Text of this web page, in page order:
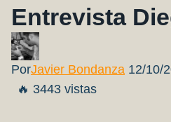
Entrevista
PorJavier Bondanza 12/10/
🔥 3443 vistas